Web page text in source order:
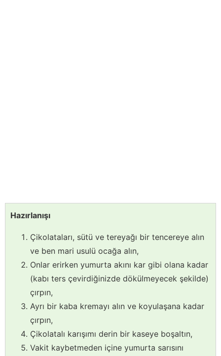
Hazırlanışı
Çikolataları, sütü ve tereyağı bir tencereye alın
ve ben mari usulü ocağa alın,
Onlar erirken yumurta akını kar gibi olana kadar
(kabı ters çevirdiğinizde dökülmeyecek şekilde)
çırpın,
Ayrı bir kaba kremayı alın ve koyulaşana kadar
çırpın,
Çikolatalı karışımı derin bir kaseye boşaltın,
Vakit kaybetmeden içine yumurta sarısını